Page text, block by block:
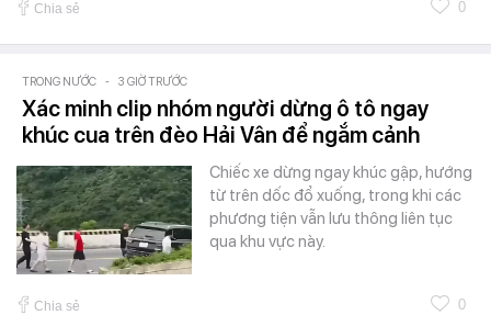
Chia sẻ 0
TRONG NƯỚC - 3 GIỜ TRƯỚC
Xác minh clip nhóm người dừng ô tô ngay
khúc cua trên đèo Hải Vân để ngắm cảnh
Chiếc xe dừng ngay khúc gập, hướng
từ trên dốc đổ xuống, trong khi các
phương tiện vẫn lưu thông liên tục
qua khu vực này.
Chia sẻ 0